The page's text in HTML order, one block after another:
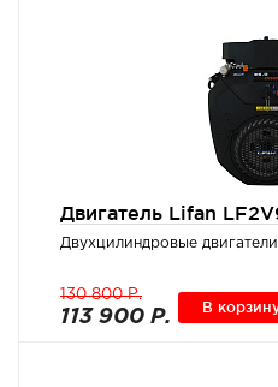
Двигатель Lifan
Двухцилиндровые двигатели
130 800 Р.
113 900 Р. В